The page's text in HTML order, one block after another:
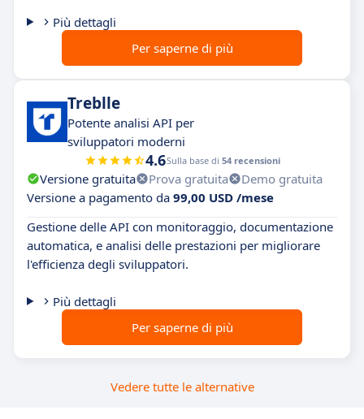
Più dettagli
Per saperne di più
Treblle
Potente analisi API per
sviluppatori moderni
4.6Sulla base di 54 recensioni
Versione gratuita Prova gratuita
Demo gratuita
Versione a pagamento da 99,00 USD /mese
Gestione delle API con monitoraggio, documentazione
automatica, e analisi delle prestazioni per migliorare
l'efficienza degli sviluppatori.
Più dettagli
Per saperne di più
Vedere tutte le alternative